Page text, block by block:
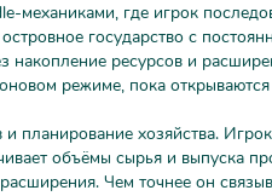
механиками, где игрок
государство с
накопление ресурсов и
режиме, пока
планирование хозяйства.
объёмы сырья и выпуска
Чем точнее он